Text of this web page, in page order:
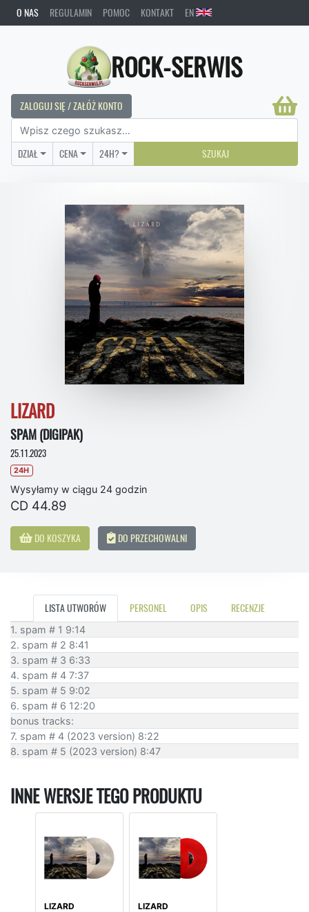
O NAS REGULAMIN POMOC KONTAKT EN
ROCK-SERWIS
ZALOGUJ SIĘ / ZAŁÓŻ KONTO
DZIAŁ CENA 24H? SZUKAJ
LIZARD
SPAM (DIGIPAK)
25.11.2023
24H
Wysyłamy w ciągu 24 godzin
CD 44.89
DO KOSZYKA DO PRZECHOWALNI
LISTA UTWORÓW PERSONEL OPIS RECENZJE
1. spam # 1 9:14
2. spam # 2 8:41
3. spam # 3 6:33
4. spam # 4 7:37
5. spam # 5 9:02
6. spam # 6 12:20
bonus tracks:
7. spam # 4 (2023 version) 8:22
8. spam # 5 (2023 version) 8:47
INNE WERSJE TEGO PRODUKTU
LIZARD
LIZARD